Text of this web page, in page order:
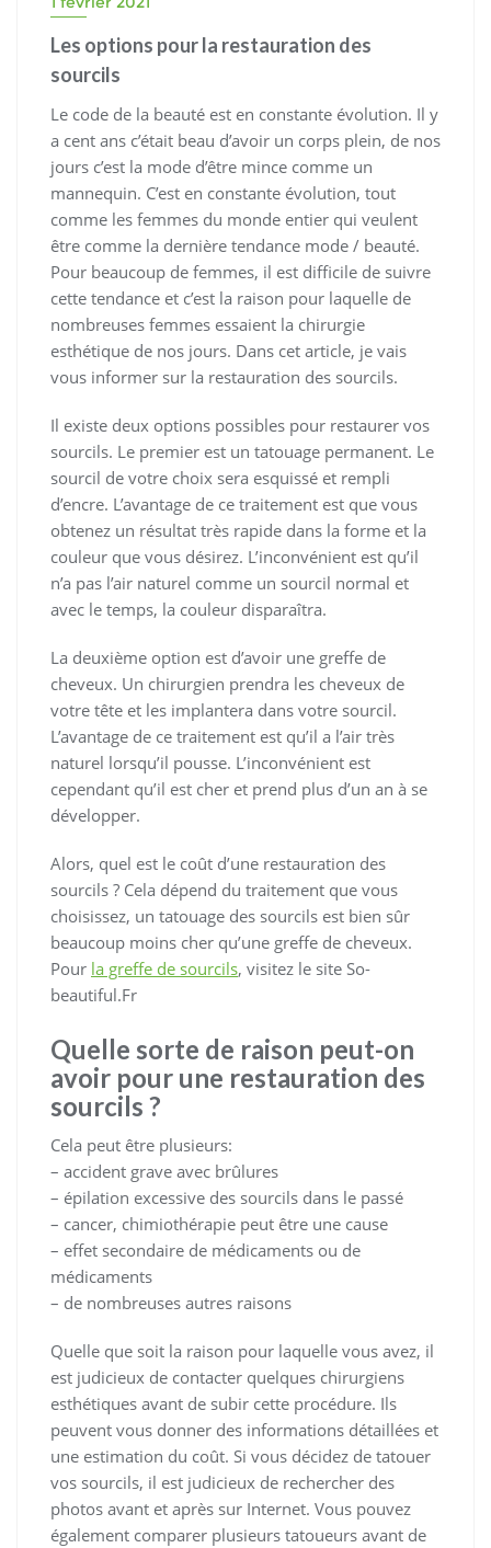
Les options pour la restauration des
sourcils
Le code de la beauté est en constante évolution. Il y
a cent ans c’était beau d’avoir un corps plein, de nos
jours c’est la mode d’être mince comme un
mannequin. C’est en constante évolution, tout
comme les femmes du monde entier qui veulent
être comme la dernière tendance mode / beauté.
Pour beaucoup de femmes, il est difficile de suivre
cette tendance et c’est la raison pour laquelle de
nombreuses femmes essaient la chirurgie
esthétique de nos jours. Dans cet article, je vais
vous informer sur la restauration des sourcils.
Il existe deux options possibles pour restaurer vos
sourcils. Le premier est un tatouage permanent. Le
sourcil de votre choix sera esquissé et rempli
d’encre. L’avantage de ce traitement est que vous
obtenez un résultat très rapide dans la forme et la
couleur que vous désirez. L’inconvénient est qu’il
n’a pas l’air naturel comme un sourcil normal et
avec le temps, la couleur disparaîtra.
La deuxième option est d’avoir une greffe de
cheveux. Un chirurgien prendra les cheveux de
votre tête et les implantera dans votre sourcil.
L’avantage de ce traitement est qu’il a l’air très
naturel lorsqu’il pousse. L’inconvénient est
cependant qu’il est cher et prend plus d’un an à se
développer.
Alors, quel est le coût d’une restauration des
sourcils ? Cela dépend du traitement que vous
choisissez, un tatouage des sourcils est bien sûr
beaucoup moins cher qu’une greffe de cheveux.
Pour la greffe de sourcils, visitez le site So-
beautiful.Fr
Quelle sorte de raison peut-on
avoir pour une restauration des
sourcils ?
Cela peut être plusieurs:
– accident grave avec brûlures
– épilation excessive des sourcils dans le passé
– cancer, chimiothérapie peut être une cause
– effet secondaire de médicaments ou de
médicaments
– de nombreuses autres raisons
Quelle que soit la raison pour laquelle vous avez, il
est judicieux de contacter quelques chirurgiens
esthétiques avant de subir cette procédure. Ils
peuvent vous donner des informations détaillées et
une estimation du coût. Si vous décidez de tatouer
vos sourcils, il est judicieux de rechercher des
photos avant et après sur Internet. Vous pouvez
également comparer plusieurs tatoueurs avant de